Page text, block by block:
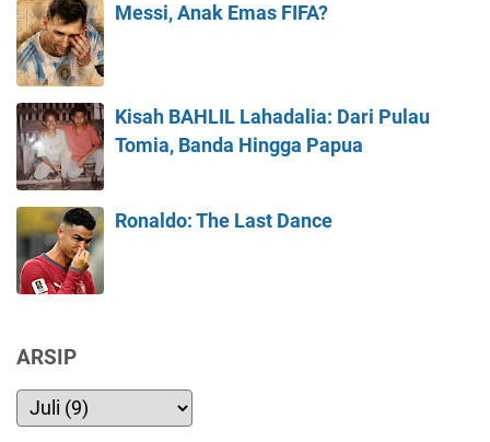
Messi, Anak Emas FIFA?
Kisah BAHLIL Lahadalia: Dari Pulau
Tomia, Banda Hingga Papua
Ronaldo: The Last Dance
ARSIP